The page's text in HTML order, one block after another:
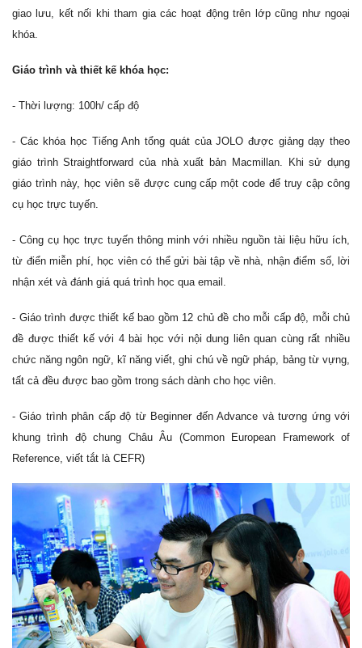
giao lưu, kết nối khi tham gia các hoạt động trên lớp cũng như ngoại
khóa.
Giáo trình và thiết kế khóa học:
- Thời lượng: 100h/ cấp độ
- Các khóa học Tiếng Anh tổng quát của JOLO được giảng dạy theo
giáo trình Straightforward của nhà xuất bản Macmillan. Khi sử dụng
giáo trình này, học viên sẽ được cung cấp một code để truy cập công
cụ học trực tuyến.
- Công cụ học trực tuyến thông minh với nhiều nguồn tài liệu hữu ích,
từ điển miễn phí, học viên có thể gửi bài tập về nhà, nhận điểm số, lời
nhận xét và đánh giá quá trình học qua email.
- Giáo trình được thiết kế bao gồm 12 chủ đề cho mỗi cấp độ, mỗi chủ
đề được thiết kế với 4 bài học với nội dung liên quan cùng rất nhiều
chức năng ngôn ngữ, kĩ năng viết, ghi chú về ngữ pháp, bảng từ vựng,
tất cả đều được bao gồm trong sách dành cho học viên.
- Giáo trình phân cấp độ từ Beginner đến Advance và tương ứng với
khung trình độ chung Châu Âu (Common European Framework of
Reference, viết tắt là CEFR)